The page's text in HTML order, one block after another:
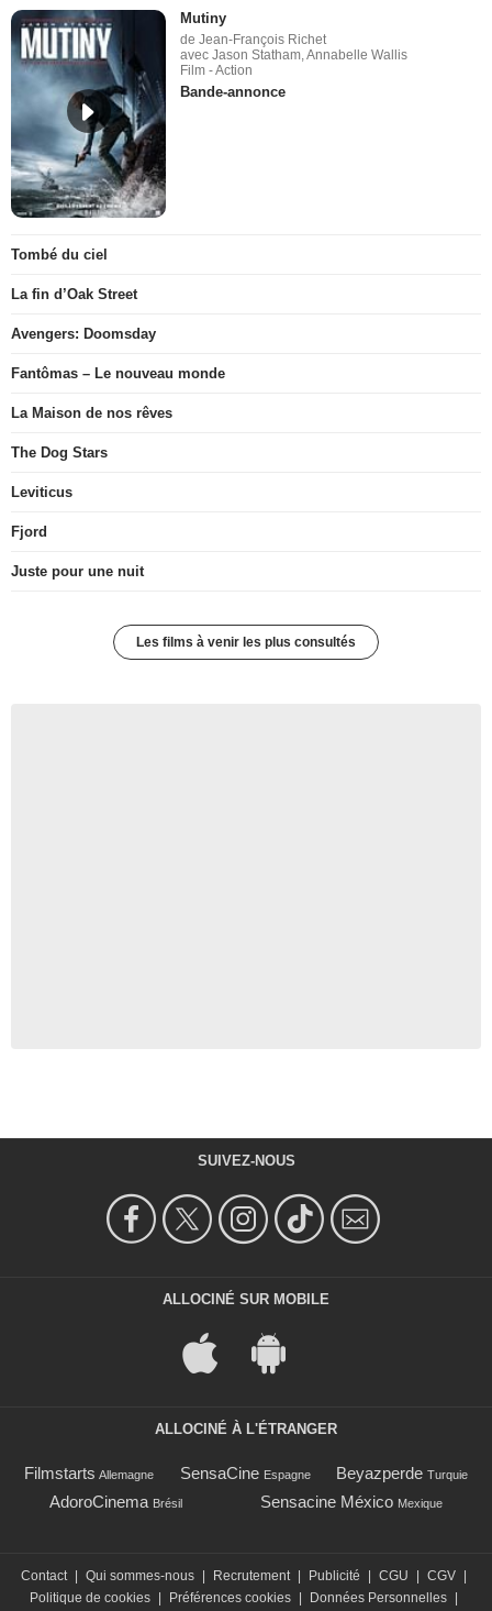
Mutiny
de Jean-François Richet
avec Jason Statham, Annabelle Wallis
Film - Action
Bande-annonce
Tombé du ciel
La fin d’Oak Street
Avengers: Doomsday
Fantômas – Le nouveau monde
La Maison de nos rêves
The Dog Stars
Leviticus
Fjord
Juste pour une nuit
Les films à venir les plus consultés
SUIVEZ-NOUS
ALLOCINÉ SUR MOBILE
ALLOCINÉ À L'ÉTRANGER
Filmstarts Allemagne SensaCine Espagne Beyazperde Turquie
AdoroCinema Brésil Sensacine México Mexique
Contact | Qui sommes-nous | Recrutement | Publicité | CGU | CGV |
Politique de cookies | Préférences cookies | Données Personnelles |